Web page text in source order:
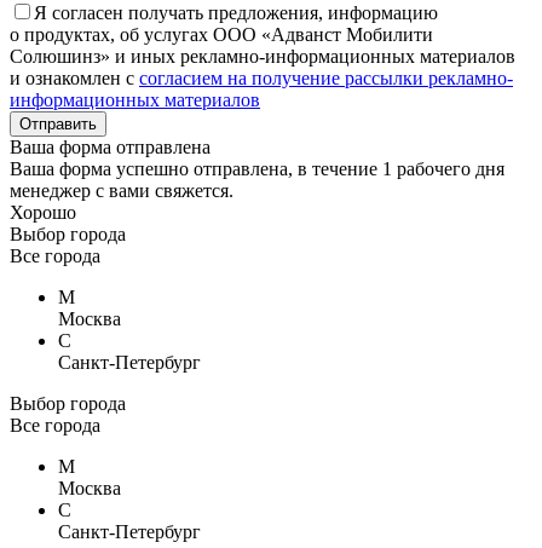
Я согласен получать предложения, информацию
о продуктах, об услугах ООО «Адванст Мобилити
Солюшинз» и иных рекламно-информационных материалов
и ознакомлен с согласием на получение рассылки рекламно-
информационных материалов
Отправить
Ваша форма отправлена
Ваша форма успешно отправлена, в течение 1 рабочего дня
менеджер с вами свяжется.
Хорошо
Выбор города
Все города
М
Москва
С
Санкт-Петербург
Выбор города
Все города
М
Москва
С
Санкт-Петербург